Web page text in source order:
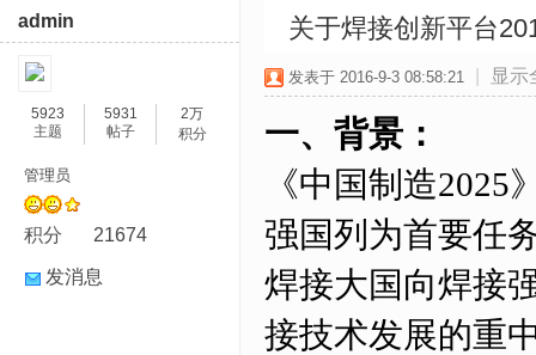
admin
5923
主题
5931
帖子
2万
积分
管理员
积分 21674
发消息
关于焊接创新平台
发表于 2016-9-3 08:58:21 显示
一、背景：
《中国制造
强国列为首要任
焊接大国向焊接
接技术发展的重